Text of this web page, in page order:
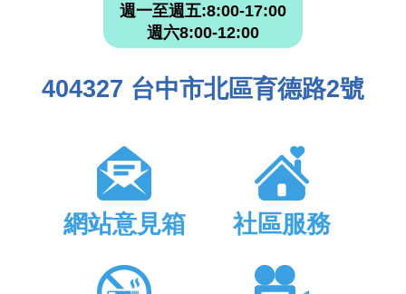
週一至週五:8:00-17:00
週六8:00-12:00
404327 台中市北區育德路2號
網站意見箱 社區服務